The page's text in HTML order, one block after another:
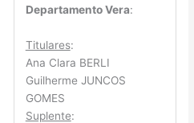
Departamento Vera:
Titulares:
Ana Clara BERLI
Guilherme JUNCOS
GOMES
Suplente: